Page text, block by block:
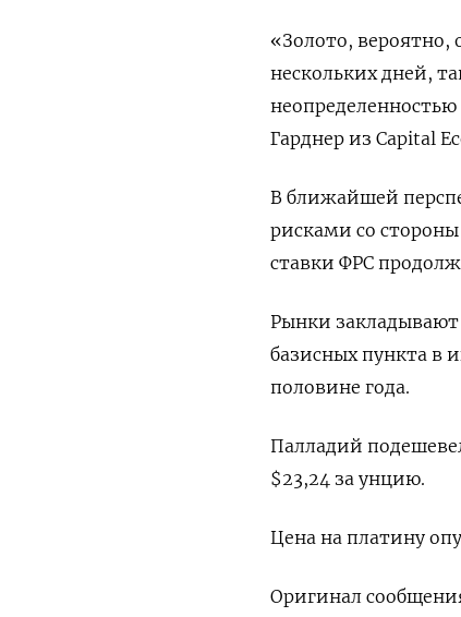
«Золото, вероятно,
нескольких дней,
Гарднер из Capital
В ближайшей
рисками со
ставки ФРС
Рынки
базисных пункта в
половине года.
Палладий
$23,24​ за унцию.
Цена на платину
Оригинал